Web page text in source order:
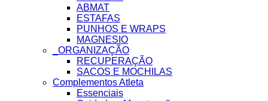
ABMAT
ESTAFAS
PUNHOS E WRAPS
MAGNESIO
_ORGANIZAÇÃO
RECUPERAÇÃO
SACOS E MOCHILAS
Complementos Atleta
Essenciais